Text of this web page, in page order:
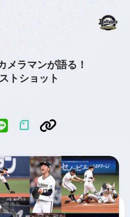
メラマンが語る！
トショット